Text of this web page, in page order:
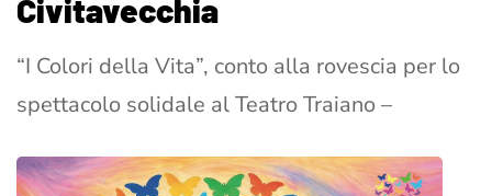
Civitavecchia
“I Colori della Vita”, conto alla rovescia per lo
spettacolo solidale al Teatro Traiano –